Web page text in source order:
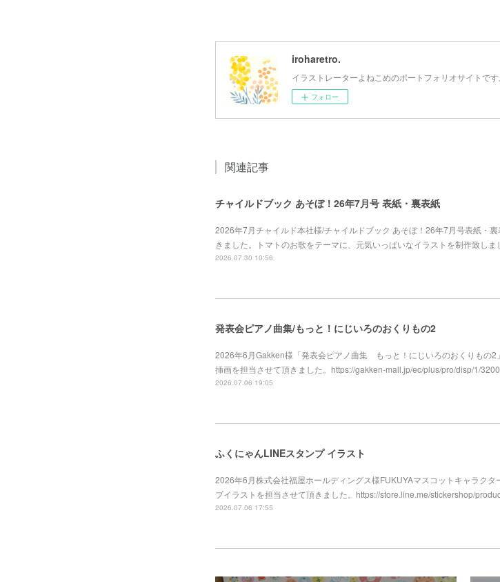
iroharetro.
イラストレーターよねこめのポートフォリオサイトです
フォロー
関連記事
チャイルドブック あそぼ！26年7月号 表紙・裏表紙
2026年7月チャイルド本社様/チャイルドブック あそぼ！26年7月号表紙・
きました。トマトのお歌をテーマに、元気いっぱいなイラストを制作致しま
2026.07.30 10:56
発表会ピアノ曲集/もっと！にじいろのおくりもの2
2026年6月Gakken様「発表会ピアノ曲集 もっと！にじいろのおくりもの2
挿画を担当させて頂きました。https://gakken-mall.jp/ec/plus/pro/disp/1/
2026.07.06 19:05
ふくにゃんLINEスタンプ イラスト
2026年6月株式会社福屋ホールディングス様FUKUYAマスコットキャラクタ
プイラストを担当させて頂きました。https://store.line.me/stickershop/
2026.07.06 17:55